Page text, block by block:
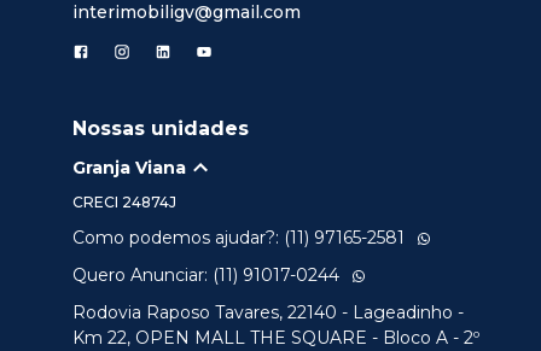
interimobiligv@gmail.com
Nossas unidades
Granja Viana
CRECI 24874J
Como podemos ajudar?: (11) 97165-2581
Quero Anunciar: (11) 91017-0244
Rodovia Raposo Tavares, 22140 - Lageadinho -
Km 22, OPEN MALL THE SQUARE - Bloco A - 2º